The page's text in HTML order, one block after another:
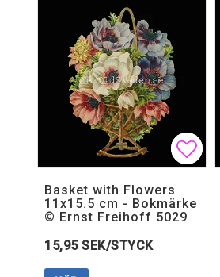
Basket with Flowers
11x15.5 cm - Bokmärke
© Ernst Freihoff 5029
15,95 SEK/STYCK